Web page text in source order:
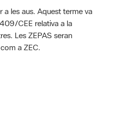
les aus. Aquest terme va
CEE relativa a la
Les ZEPAS seran
a ZEC.
media es de 0 estrellas de